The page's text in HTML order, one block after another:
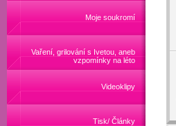
Moje soukromí
Vaření, grilování s Ivetou, aneb
vzpomínky na léto
Videoklipy
Tisk/ Články